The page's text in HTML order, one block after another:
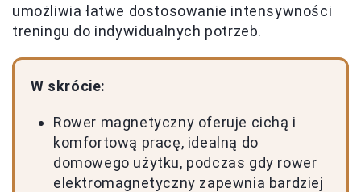
umożliwia łatwe dostosowanie intensywności
treningu do indywidualnych potrzeb.
W skrócie:
Rower magnetyczny oferuje cichą i
komfortową pracę, idealną do
domowego użytku, podczas gdy rower
elektromagnetyczny zapewnia bardziej